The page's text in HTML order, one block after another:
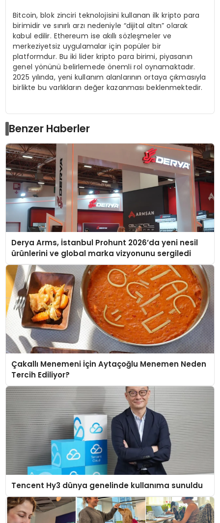
Bitcoin, blok zinciri teknolojisini kullanan ilk kripto para
birimidir ve sınırlı arzı nedeniyle “dijital altın” olarak
kabul edilir. Ethereum ise akıllı sözleşmeler ve
merkeziyetsiz uygulamalar için popüler bir
platformdur. Bu iki lider kripto para birimi, piyasanın
genel yönünü belirlemede önemli rol oynamaktadır.
2025 yılında, yeni kullanım alanlarının ortaya çıkmasıyla
birlikte bu varlıkların değer kazanması beklenmektedir.
Benzer Haberler
Derya Arms, İstanbul Prohunt 2026’da yeni nesil
ürünlerini ve global marka vizyonunu sergiledi
Çakallı Menemeni İçin Aytaçoğlu Menemen Neden
Tercih Ediliyor?
Tencent Hy3 dünya genelinde kullanıma sunuldu